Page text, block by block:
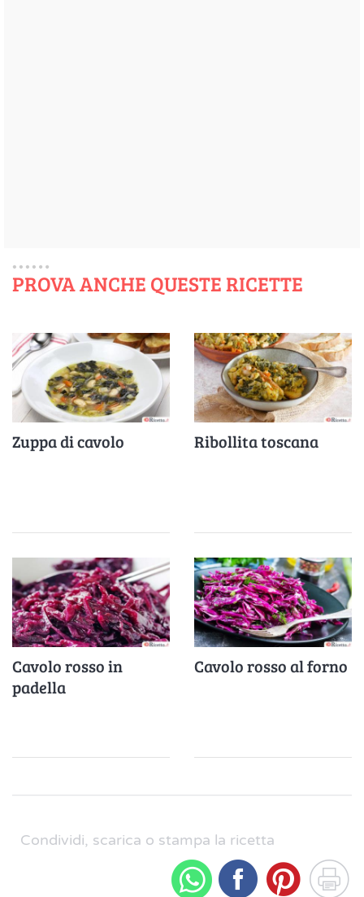
PROVA ANCHE QUESTE RICETTE
Zuppa di cavolo Ribollita toscana
Cavolo rosso in
padella
Cavolo rosso al forno
Condividi, scarica o stampa la ricetta